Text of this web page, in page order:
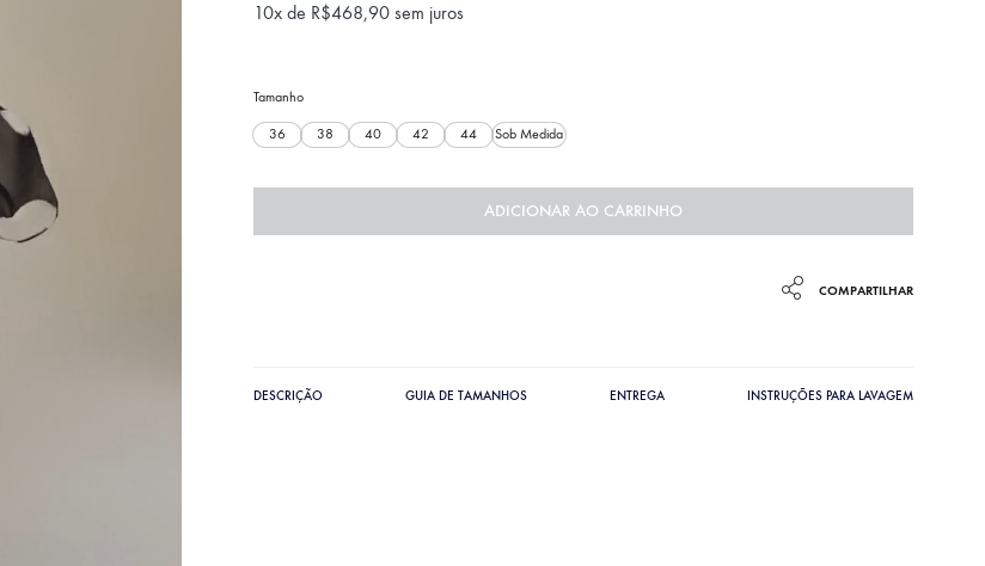
10x de R$468,90 sem juros
Tamanho
36 38 40 42 44 Sob Medida
ADICIONAR AO CARRINHO
COMPARTILHAR
DESCRIÇÃO GUIA DE TAMANHOS ENTREGA INSTRUÇÕES PARA LAVAGEM